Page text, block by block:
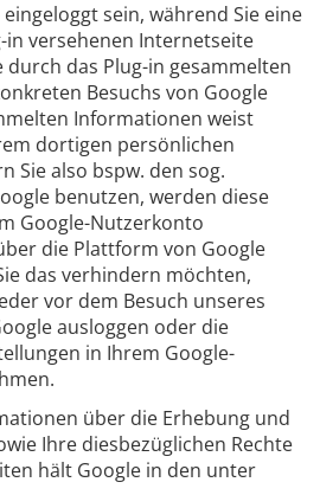
sein, während Sie eine
versehenen Internetseite
durch das Plug-in gesammelten
Besuchs von Google
Informationen weist
dortigen persönlichen
Sie also bspw. den sog.
benutzen, werden diese
Google-Nutzerkonto
die Plattform von Google
das verhindern möchten,
vor dem Besuch unseres
ausloggen oder die
in Ihrem Google-
über die Erhebung und
Ihre diesbezüglichen Rechte
hält Google in den unter